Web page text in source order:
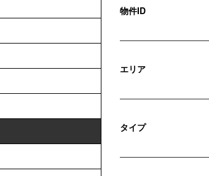
物件ID
エリア
タイプ